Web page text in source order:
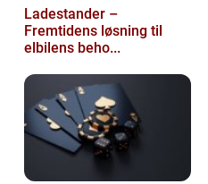
Ladestander –
Fremtidens løsning til
elbilens beho...